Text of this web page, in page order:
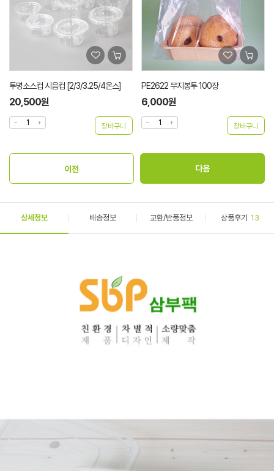
투명소스컵 시음컵 [2/3/3.25/4온스]
20,500원
PE2622 무지봉투 100장
6,000원
상세정보 배송정보 교환/반품정보 상품후기 13